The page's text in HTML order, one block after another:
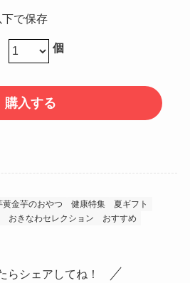
で保存
個
黄金芋のおやつ 健康特集
夏ギフト
おきなわセレクション
おすすめ
らシェアしてね！